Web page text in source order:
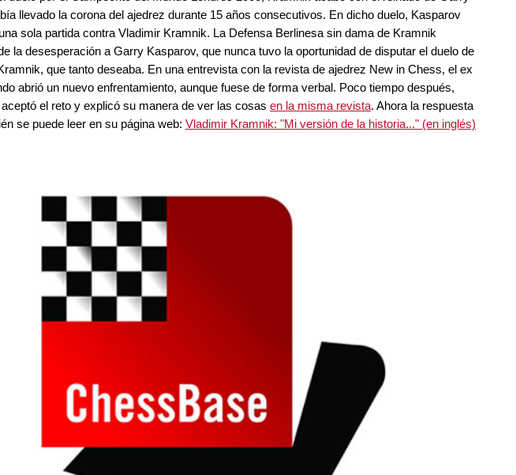
llevado la corona del ajedrez durante 15 años consecutivos. En dicho duelo, Kasparov
sola partida contra Vladimir Kramnik. La Defensa Berlinesa sin dama de Kramnik
la desesperación a Garry Kasparov, que nunca tuvo la oportunidad de disputar el duelo de
que tanto deseaba. En una entrevista con la revista de ajedrez New in Chess, el ex
abrió un nuevo enfrentamiento, aunque fuese de forma verbal. Poco tiempo después,
el reto y explicó su manera de ver las cosas en la misma revista. Ahora la respuesta
se puede leer en su página web: Vladimir Kramnik: "Mi versión de la historia..." (en inglés)